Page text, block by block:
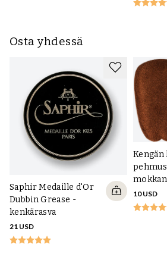
Osta yhdessä
Saphir Medaille d'Or
Dubbin Grease -
kenkärasva
21 USD
Kengän
10 USD